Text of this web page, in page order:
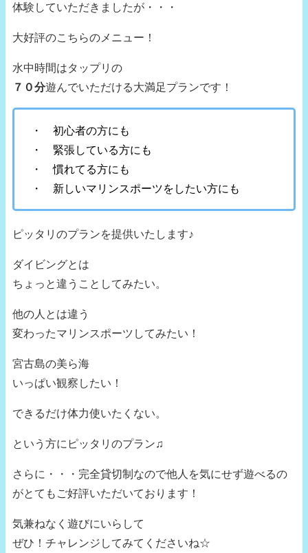
体験していただきましたが・・・
大好評のこちらのメニュー！
水中時間はタップリの
７０分遊んでいただける大満足プランです！
・ 初心者の方にも
・ 緊張している方にも
・ 慣れてる方にも
・ 新しいマリンスポーツをしたい方にも
ピッタリのプランを提供いたします♪
ダイビングとは
ちょっと違うことしてみたい。
他の人とは違う
変わったマリンスポーツしてみたい！
宮古島の美ら海
いっぱい観察したい！
できるだけ体力使いたくない。
という方にピッタリのプラン♫
さらに・・・完全貸切制なので他人を気にせず遊べるの
がとてもご好評いただいております！
気兼ねなく遊びにいらして
ぜひ！チャレンジしてみてくださいね☆